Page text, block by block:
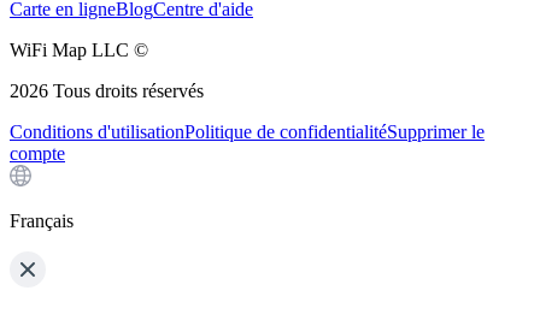
Carte en ligneBlogCentre d'aide
WiFi Map LLC ©
2026 Tous droits réservés
Conditions d'utilisationPolitique de confidentialitéSupprimer le
compte
Français